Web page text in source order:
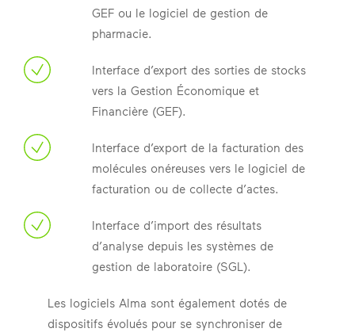
GEF ou le logiciel de gestion de
pharmacie.
Interface d’export des sorties de stocks
vers la Gestion Économique et
Financière (GEF).
Interface d’export de la facturation des
molécules onéreuses vers le logiciel de
facturation ou de collecte d’actes.
Interface d’import des résultats
d’analyse depuis les systèmes de
gestion de laboratoire (SGL).
Les logiciels Alma sont également dotés de
dispositifs évolués pour se synchroniser de